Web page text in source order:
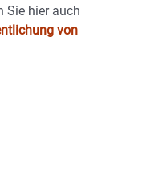
Sie hier auch
von